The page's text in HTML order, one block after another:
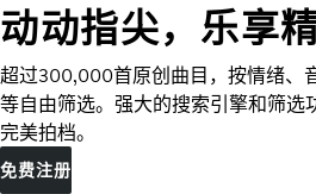
动动指尖，乐享
超过300,000首原创曲目，按情绪、
等自由筛选。强大的搜索引擎和筛选
完美拍档。
免费注册